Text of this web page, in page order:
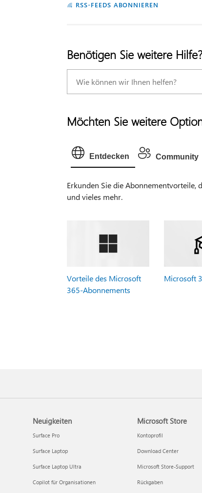
RSS-FEEDS ABONNIEREN
Benötigen Sie weitere Hilfe?
Möchten Sie weitere
Entdecken Community
Erkunden Sie die Abonnementvorteile,
und vieles mehr.
Vorteile des Microsoft
365-Abonnements
Microsoft
Neuigkeiten
Surface Pro
Surface Laptop
Surface Laptop Ultra
Copilot für Organisationen
Microsoft Store
Kontoprofil
Download Center
Microsoft Store-Support
Rückgaben